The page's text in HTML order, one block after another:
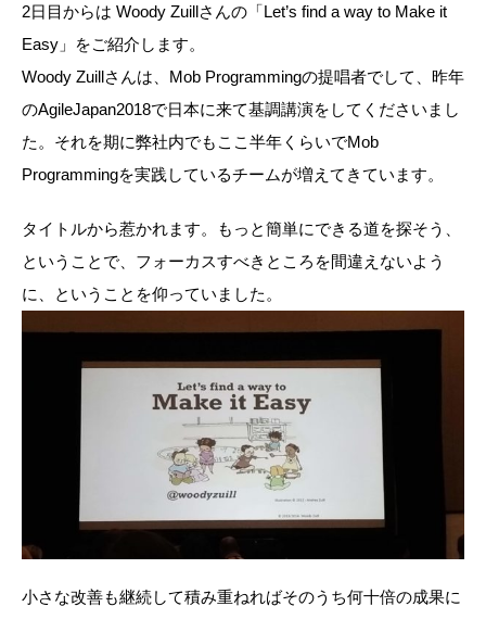
2日目からは Woody Zuillさんの「Let’s find a way to Make it
Easy」をご紹介します。
Woody Zuillさんは、Mob Programmingの提唱者でして、昨年
のAgileJapan2018で日本に来て基調講演をしてくださいまし
た。それを期に弊社内でもここ半年くらいでMob
Programmingを実践しているチームが増えてきています。
タイトルから惹かれます。もっと簡単にできる道を探そう、
ということで、フォーカスすべきところを間違えないよう
に、ということを仰っていました。
小さな改善も継続して積み重ねればそのうち何十倍の成果に